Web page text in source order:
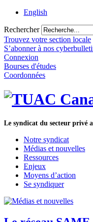
English
Rechercher
Trouvez votre section locale
S’abonner à nos
Connexion
Bourses d'études
Coordonnées
Le syndicat du secteur privé
Notre syndicat
Médias et nouvelles
Ressources
Enjeux
Moyens d’action
Se syndiquer